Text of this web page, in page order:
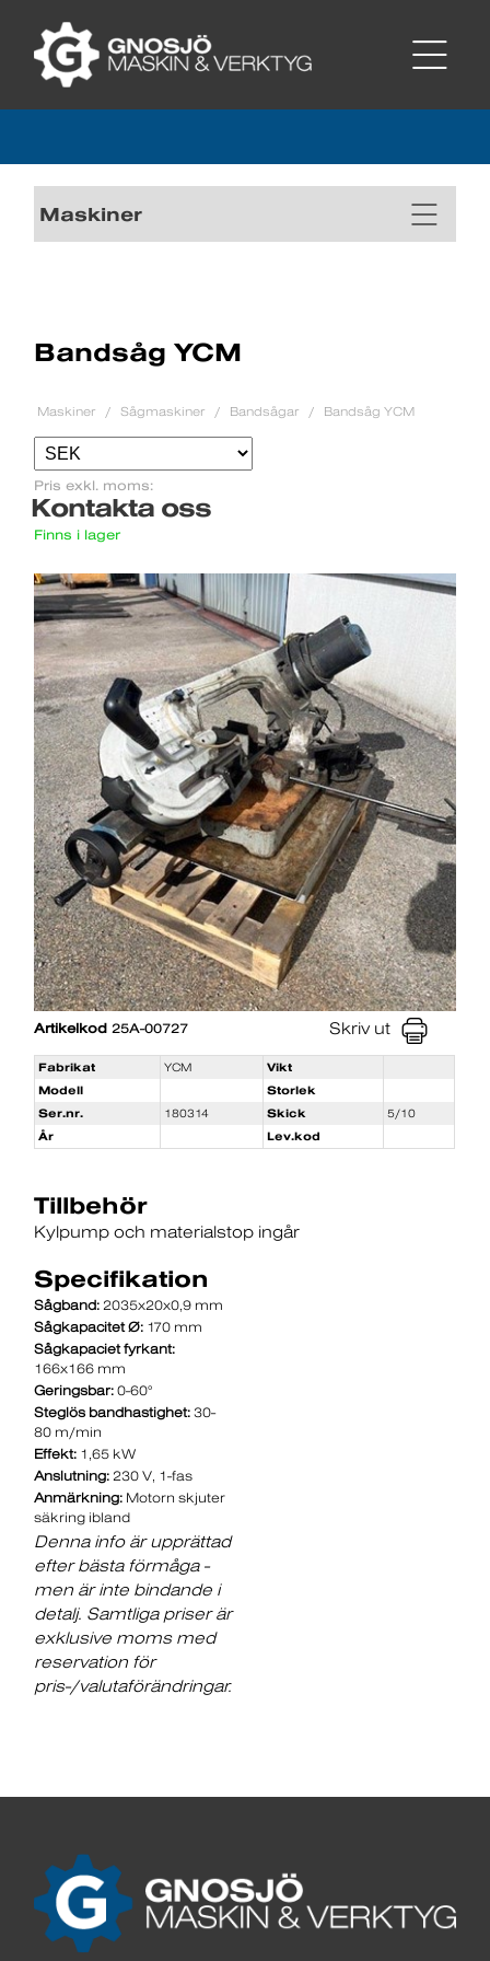
Maskiner
Bandsåg YCM
Maskiner Sågmaskiner Bandsågar Bandsåg YCM
Pris exkl. moms:
Kontakta oss
Finns i lager
Artikelkod 25A-00727 Skriv ut
Fabrikat YCM
Vikt
Modell
Storlek
Ser.nr.
180314 Skick
5/10
År
Lev.kod
Tillbehör
Kylpump och materialstop ingår
Specifikation
Sågband: 2035x20x0,9 mm
Sågkapacitet Ø: 170 mm
Sågkapaciet fyrkant:
166x166 mm
Geringsbar: 0-60°
Steglös bandhastighet: 30-
80 m/min
Effekt: 1,65 kW
Anslutning: 230 V, 1-fas
Anmärkning: Motorn skjuter
säkring ibland
Denna info är upprättad
efter bästa förmåga -
men är inte bindande i
detalj. Samtliga priser är
exklusive moms med
reservation för
pris-/valutaförändringar.